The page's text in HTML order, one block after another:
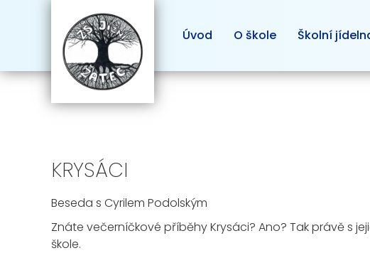
Úvod O škole Školní
KRYSÁCI
Beseda s Cyrilem Podolským
Znáte večerníčkové příběhy Krysáci? Ano? Tak právě s
škole.